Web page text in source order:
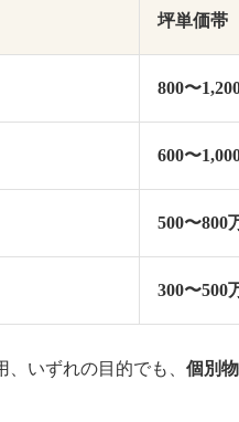
坪単価帯
800〜
600〜
500〜800
300〜500
いずれの目的でも、 個別